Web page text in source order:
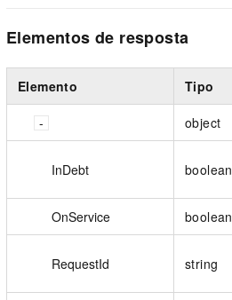
Elementos de resposta
Elemento Tipo
object
InDebt boolean
OnService boolean
RequestId string